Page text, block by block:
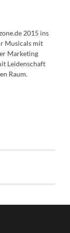
2015 ins
Musicals mit
Marketing
Leidenschaft
Raum.